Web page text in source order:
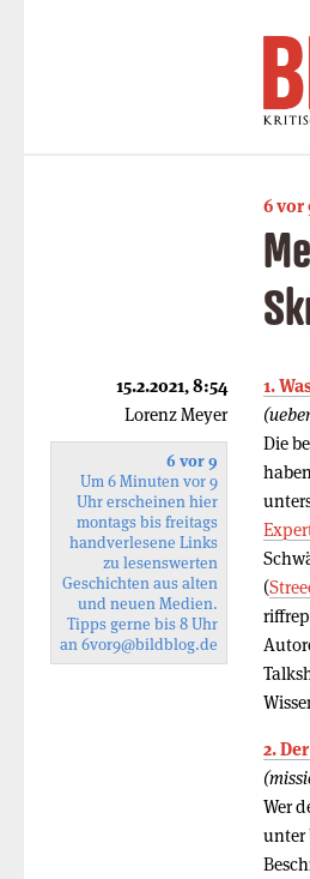
6 vor
1.
Die
(
2.
Wer
unter
15.2.2021, 8:54
Lorenz Meyer
6 vor 9
Um 6 Minuten vor 9
Uhr erscheinen hier
montags bis freitags
handverlesene Links
zu lesenswerten
Geschichten aus alten
und neuen Medien.
Tipps gerne bis 8 Uhr
an6vor9@bildblog.de